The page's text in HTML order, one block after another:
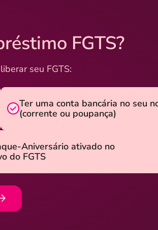
FGTS?
seu FGTS:
Ter uma conta bancária no seu
(corrente ou poupança)
Aniversário ativado no
do FGTS